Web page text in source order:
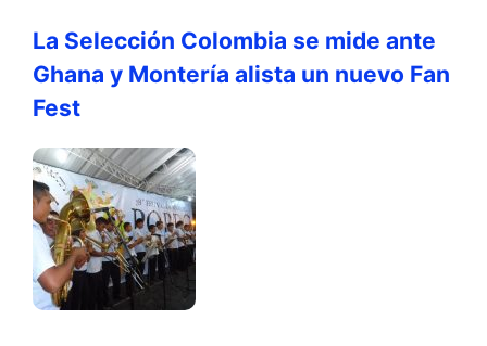
La Selección Colombia se mide ante
Ghana y Montería alista un nuevo Fan
Fest